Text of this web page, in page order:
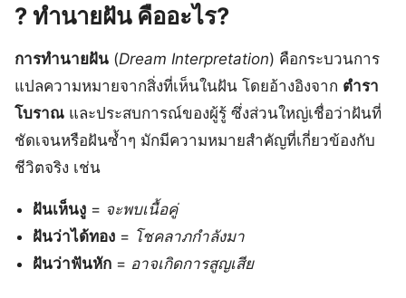
?ทำนายฝัน คืออะไร?
การทำนายฝัน (Dream Interpretation) คือกระบวนการ
แปลความหมายจากสิ่งที่เห็นในฝัน โดยอ้างอิงจาก ตำรา
โบราณ และประสบการณ์ของผู้รู้ ซึ่งส่วนใหญ่เชื่อว่าฝันที่
ชัดเจนหรือฝันซ้ำๆ มักมีความหมายสำคัญที่เกี่ยวข้องกับ
ชีวิตจริง เช่น
ฝันเห็นงู = จะพบเนื้อคู่
ฝันว่าได้ทอง = โชคลาภกำลังมา
ฝันว่าฟันหัก = อาจเกิดการสูญเสีย